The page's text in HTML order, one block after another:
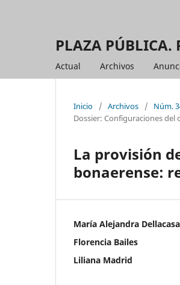
PLAZA
Actual Archivos
Inicio / Archivos / Núm.
Dossier: Configuraciones del
La provisión
bonaerense:
María Alejandra Dellacasa
Florencia Bailes
Liliana Madrid